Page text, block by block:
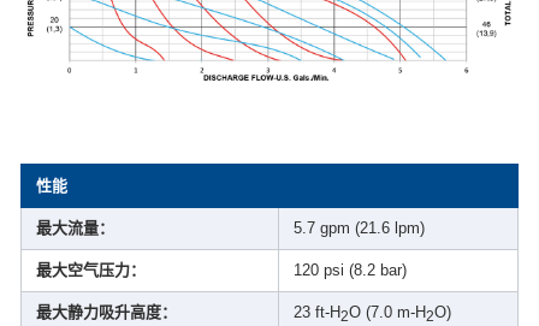
性能
最大流量： 5.7 gpm (21.6 lpm)
最大空气压力： 120 psi (8.2 bar)
最大静力吸升高度： 23 ft-H2O (7.0 m-H2O)